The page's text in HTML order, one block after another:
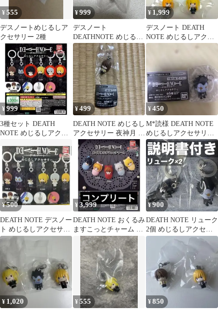
¥555
デスノートめじるしア
クセサリー 2種
¥999
デスノート
DEATHNOTE めじるし
アクセサリー L エル
¥ 1,999
デスノート DEATH
NOTE めじるしアクセ
サリー セミコンプ 5点
¥999
3種セット DEATH
NOTE めじるしアクセ
¥499
DEATH NOTE めじるし
アクセサリー 夜神月 ガ
チャ
¥450
M*読様 DEATH NOTE
めじるしアクセサリー
リューク
¥500
DEATH NOTE デスノー
ト めじるしアクセサリ
ー 夜神月 ガチャ
¥3,999
DEATH NOTE おくるみ
ますこっとチャーム 全
5種 コンプリート
¥900
DEATH NOTE リューク
2個 めじるしアクセサ
リー ガチャ キーホルダ
¥ 1,020 ¥555 ¥850